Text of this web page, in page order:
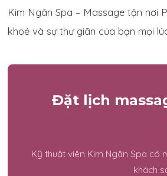
Kim Ngân Spa – Massage tận nơi
khoẻ và sự thư giãn của bạn mọi
Đặt lịch
Kỹ thuật viên Kim Ngân Spa có
khách